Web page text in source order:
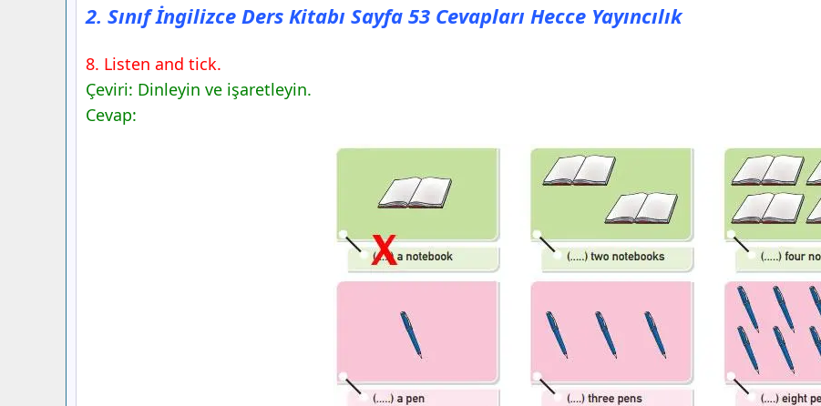
2. Sınıf İngilizce Ders Kitabı Sayfa 53 Cevapları Hecce Yayıncılık
8. Listen and tick.
Çeviri: Dinleyin ve işaretleyin.
Cevap: